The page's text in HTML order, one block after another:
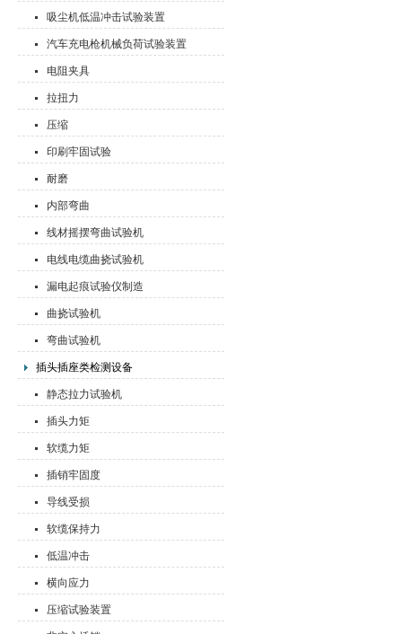
吸尘机低温冲击试验装置
汽车充电枪机械负荷试验装置
电阻夹具
拉扭力
压缩
印刷牢固试验
耐磨
内部弯曲
线材摇摆弯曲试验机
电线电缆曲挠试验机
漏电起痕试验仪制造
曲挠试验机
弯曲试验机
插头插座类检测设备
静态拉力试验机
插头力矩
软缆力矩
插销牢固度
导线受损
软缆保持力
低温冲击
横向应力
压缩试验装置